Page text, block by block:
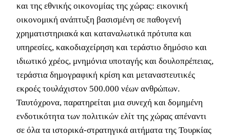
και της εθνικής οικονομίας της χώρας: εικονική
οικονομική ανάπτυξη βασισμένη σε παθογενή
χρηματιστηριακά και καταναλωτικά πρότυπα και
υπηρεσίες, κακοδιαχείρηση και τεράστιο δημόσιο και
ιδιωτικό χρέος, μνημόνια υποταγής και δουλοπρέπειας,
τεράστια δημογραφική κρίση και μεταναστευτικές
εκροές τουλάχιστον 500.000 νέων ανθρώπων.
Ταυτόχρονα, παρατηρείται μια συνεχή και δομημένη
ενδοτικότητα των πολιτικών ελίτ της χώρας απέναντι
σε όλα τα ιστορικά-στρατηγικά αιτήματα της Τουρκίας